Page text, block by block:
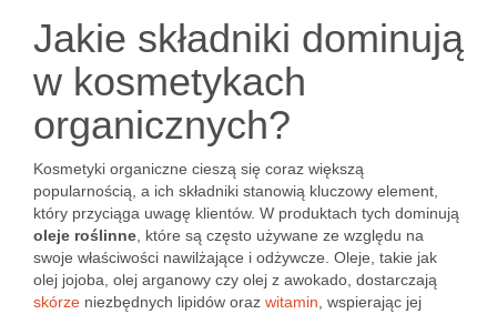
Jakie składniki dominują
w kosmetykach
organicznych?
Kosmetyki organiczne cieszą się coraz większą
popularnością, a ich składniki stanowią kluczowy element,
który przyciąga uwagę klientów. W produktach tych dominują
oleje roślinne , które są często używane ze względu na
swoje właściwości nawilżające i odżywcze. Oleje, takie jak
olej jojoba, olej arganowy czy olej z awokado, dostarczają
skórze niezbędnych lipidów oraz witamin , wspierając jej